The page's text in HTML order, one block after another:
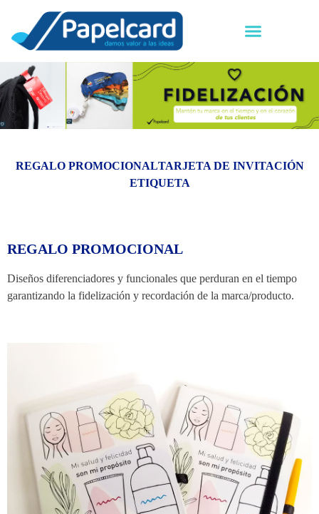
REGALO PROMOCIONALTARJETA DE INVITACIÓN
ETIQUETA
REGALO PROMOCIONAL
Diseños diferenciadores y funcionales que perduran en el tiempo
garantizando la fidelización y recordación de la marca/producto.